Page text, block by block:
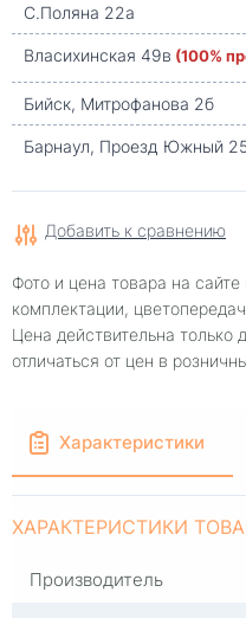
С.Поляна 22а
Власихинская 49в (100%
Бийск, Митрофанова 2б
Барнаул, Проезд Южный
Добавить к сравнению
Фото и цена товара на
комплектации,
Цена действительна
отличаться от цен в
Характеристики
ХАРАКТЕРИСТИКИ
Производитель